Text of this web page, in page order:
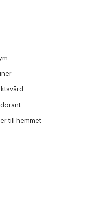
till hemmet